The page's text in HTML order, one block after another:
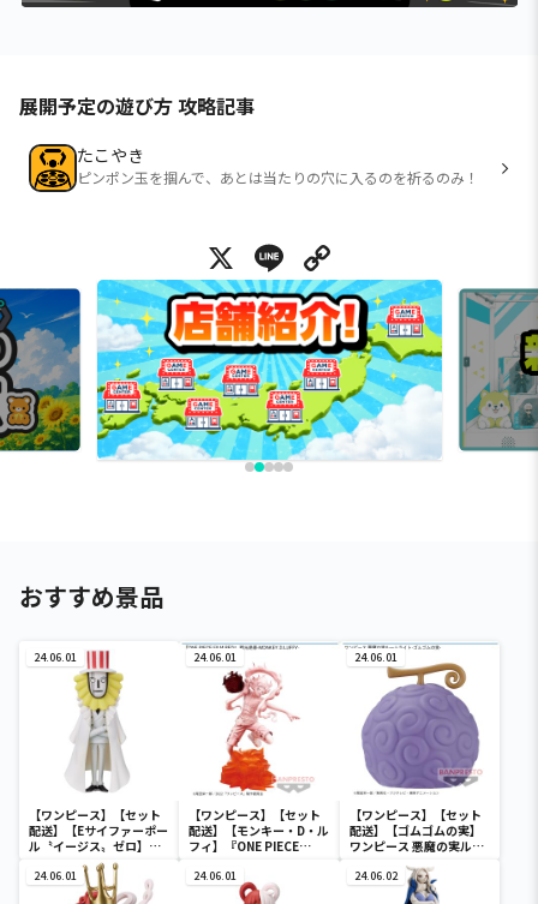
展開予定の遊び方 攻略記事
たこやき
ピンポン玉を掴んで、あとは当たりの穴に入るのを祈るのみ！
X Line
おすすめ景品
24.06.01
【ワンピース】【セット
配送】【Eサイファーポー
ル〝イージス〟ゼロ】ワ
ンピース ワールドコレク
タブルフィギュア-ワノ国
鬼ヶ島編7-
24.06.01
【ワンピース】【セット
配送】【モンキー・D・ル
フィ】『ONE PIECE
MONKEY.D.LUFFY-
24.06.01
【ワンピース】【セット
配送】【ゴムゴムの実】
ワンピース 悪魔の実ルー
ムライト-ゴムゴムの実-
24.06.01 24.06.01 24.06.02